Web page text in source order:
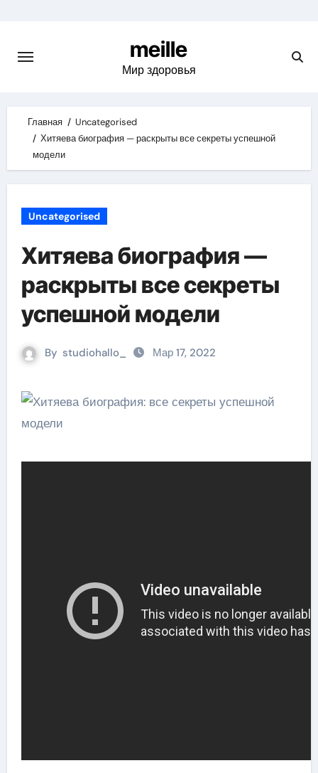
content
meille
Мир здоровья
Главная
Uncategorised
Хитяева биография — раскрыты все секреты успешной
модели
Uncategorised
Хитяева биография —
раскрыты все секреты
успешной модели
By studiohallo_ Мар 17, 2022